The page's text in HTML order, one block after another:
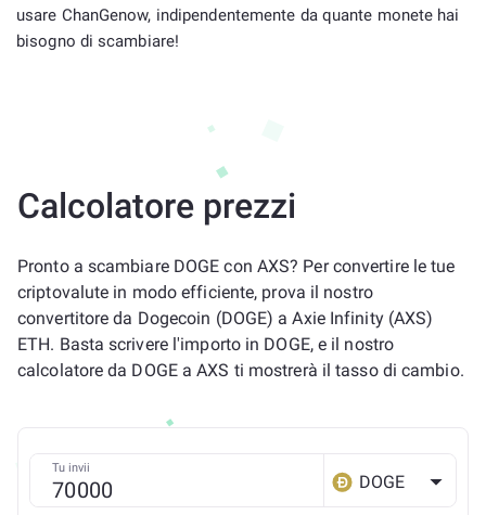
usare ChanGenow, indipendentemente da quante monete hai
bisogno di scambiare!
Calcolatore prezzi
Pronto a scambiare DOGE con AXS? Per convertire le tue
criptovalute in modo efficiente, prova il nostro
convertitore da Dogecoin (DOGE) a Axie Infinity (AXS)
ETH. Basta scrivere l'importo in DOGE, e il nostro
calcolatore da DOGE a AXS ti mostrerà il tasso di cambio.
Tu invii
DOGE